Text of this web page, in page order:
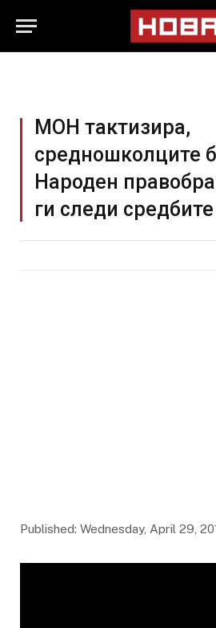
МОН тактизира,
средношколците
Народен
ги следи средбите
Published: Wednesday, April 29,